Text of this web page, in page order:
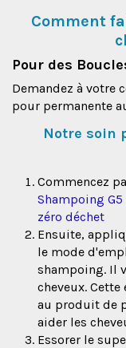
Comment
Pour des
Demandez à votre
pour permanente
Notre soin
Commencez
Shampoing
zéro déchet
Ensuite,
le mode
shampoing. Il
cheveux.
au produit de
aider les
Essorer le